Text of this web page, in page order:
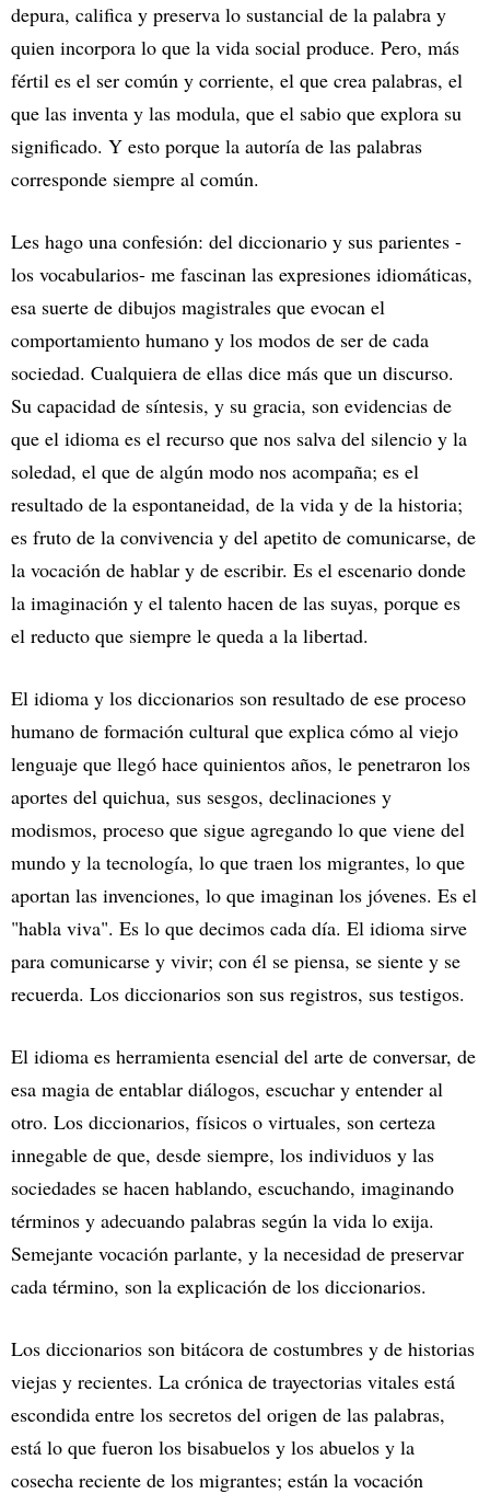
depura, califica y preserva lo sustancial de la palabra y
quien incorpora lo que la vida social produce. Pero, más
fértil es el ser común y corriente, el que crea palabras, el
que las inventa y las modula, que el sabio que explora su
significado. Y esto porque la autoría de las palabras
corresponde siempre al común.
Les hago una confesión: del diccionario y sus parientes -
los vocabularios- me fascinan las expresiones idiomáticas,
esa suerte de dibujos magistrales que evocan el
comportamiento humano y los modos de ser de cada
sociedad. Cualquiera de ellas dice más que un discurso.
Su capacidad de síntesis, y su gracia, son evidencias de
que el idioma es el recurso que nos salva del silencio y la
soledad, el que de algún modo nos acompaña; es el
resultado de la espontaneidad, de la vida y de la historia;
es fruto de la convivencia y del apetito de comunicarse, de
la vocación de hablar y de escribir. Es el escenario donde
la imaginación y el talento hacen de las suyas, porque es
el reducto que siempre le queda a la libertad.
El idioma y los diccionarios son resultado de ese proceso
humano de formación cultural que explica cómo al viejo
lenguaje que llegó hace quinientos años, le penetraron los
aportes del quichua, sus sesgos, declinaciones y
modismos, proceso que sigue agregando lo que viene del
mundo y la tecnología, lo que traen los migrantes, lo que
aportan las invenciones, lo que imaginan los jóvenes. Es el
"habla viva". Es lo que decimos cada día. El idioma sirve
para comunicarse y vivir; con él se piensa, se siente y se
recuerda. Los diccionarios son sus registros, sus testigos.
El idioma es herramienta esencial del arte de conversar, de
esa magia de entablar diálogos, escuchar y entender al
otro. Los diccionarios, físicos o virtuales, son certeza
innegable de que, desde siempre, los individuos y las
sociedades se hacen hablando, escuchando, imaginando
términos y adecuando palabras según la vida lo exija.
Semejante vocación parlante, y la necesidad de preservar
cada término, son la explicación de los diccionarios.
Los diccionarios son bitácora de costumbres y de historias
viejas y recientes. La crónica de trayectorias vitales está
escondida entre los secretos del origen de las palabras,
está lo que fueron los bisabuelos y los abuelos y la
cosecha reciente de los migrantes; están la vocación